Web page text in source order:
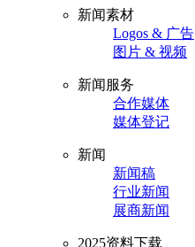
新闻素材
Logos & 广告
图片 & 视频
新闻服务
合作媒体
媒体登记
新闻
新闻稿
行业新闻
展商新闻
2025资料下载